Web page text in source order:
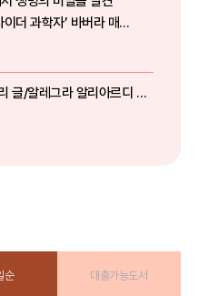
이더 과학자’ 바버라 매클
리·의학상’을 받았다.
이 이론으로 바버라 매
크리스티아나 풀치넬리 글/알레그라 알리아르디 그림/김현주 역
순 대출가능도서